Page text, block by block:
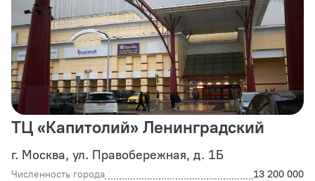
ТЦ «Капитолий» Ленинградский
г. Москва, ул. Правобережная, д. 1Б
Численность города 13 200 000